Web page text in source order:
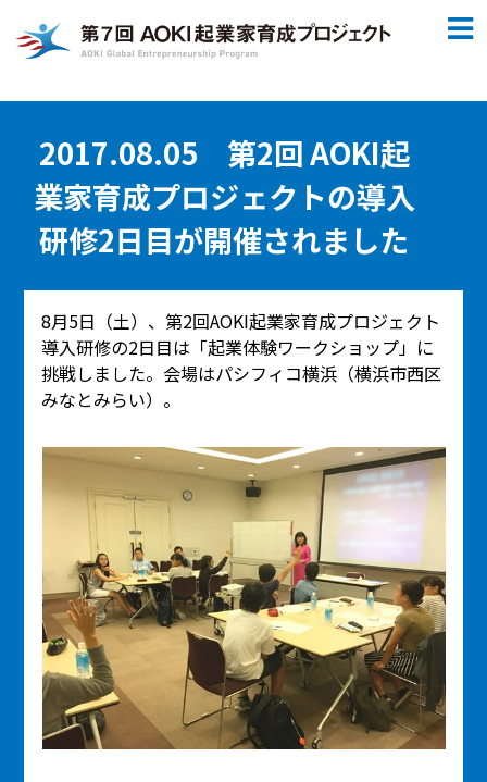
2017.08.05 第2回 AOKI起
業家育成プロジェクトの導入
研修2日目が開催されました
8月5日（土）、第2回AOKI起業家育成プロジェクト
導入研修の2日目は「起業体験ワークショップ」に
挑戦しました。会場はパシフィコ横浜（横浜市西区
みなとみらい）。